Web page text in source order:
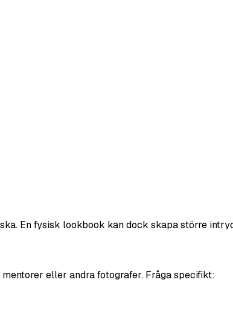
En fysisk lookbook kan dock skapa större
eller andra fotografer. Fråga specifikt: